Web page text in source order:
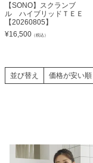
【SONO】スクランブ
ル ハイブリッドＴＥＥ
【20260805】
¥16,500 （税込）
並び替え 価格が安い順